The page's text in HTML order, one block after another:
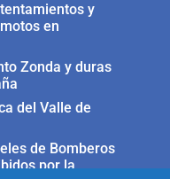
y
en
Zonda y duras
del Valle de
de Bomberos
por la